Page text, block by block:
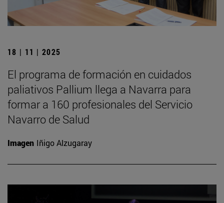
18 | 11 | 2025
El programa de formación en cuidados
paliativos Pallium llega a Navarra para
formar a 160 profesionales del Servicio
Navarro de Salud
Imagen Iñigo Alzugaray